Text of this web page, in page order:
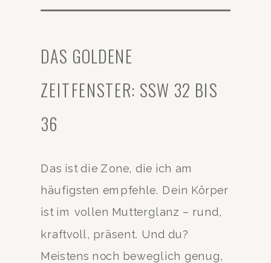
DAS GOLDENE
ZEITFENSTER: SSW 32 BIS
36
Das ist die Zone, die ich am
häufigsten empfehle. Dein Körper
ist im vollen Mutterglanz – rund,
kraftvoll, präsent. Und du?
Meistens noch beweglich genug,